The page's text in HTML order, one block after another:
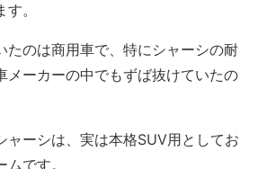
。
たのは商用車で、特にシャーシの耐
メーカーの中でもずば抜けていたの
ャーシは、実は本格SUV用としてお
です。